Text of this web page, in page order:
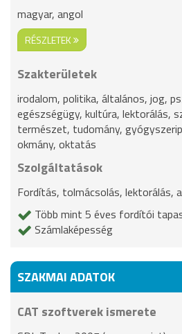
magyar, angol
RÉSZLETEK
Szakterületek
irodalom, politika, általános, jog,
egészségügy, kultúra, lektorálás,
természet, tudomány,
okmány, oktatás
Szolgáltatások
Fordítás, tolmácsolás, lektorálás,
Több mint 5 éves fordítói
Számlaképesség
SZAKMAI ADATOK
CAT szoftverek ismerete